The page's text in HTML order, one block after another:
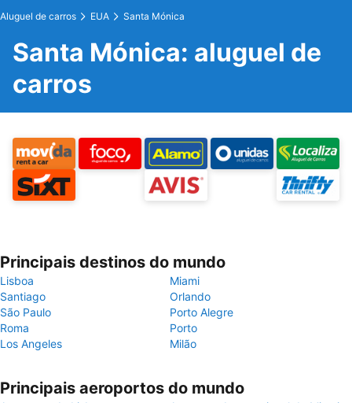
Aluguel de carros EUA Santa Mónica
Santa Mónica: aluguel de
carros
Principais destinos do mundo
Lisboa
Miami
Santiago
Orlando
São Paulo
Porto Alegre
Roma
Porto
Los Angeles
Milão
Principais aeroportos do mundo